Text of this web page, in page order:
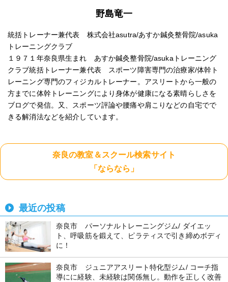
野島竜一
統括トレーナー兼代表 株式会社asutra/あすか鍼灸整骨院/asuka
トレーニングクラブ
１９７１年奈良県生まれ あすか鍼灸整骨院/asukaトレーニング
クラブ統括トレーナー兼代表 スポーツ障害専門の治療家/体幹ト
レーニング専門のフィジカルトレーナー。アスリートから一般の
方までに体幹トレーニングにより身体が健康になる素晴らしさを
ブログで発信。又、スポーツ評論や腰痛や肩こりなどの自宅でで
きる解消法などを紹介しています。
奈良の教室＆スクール検索サイト
「ならなら」
最近の投稿
奈良市 パーソナルトレーニングジム/ ダイエッ
ト、呼吸筋を鍛えて、ピラティスで引き締めボディ
に！
奈良市 ジュニアアスリート特化型ジム/ コーチ指
導にに経験、未経験は関係無し。動作を正しく改善